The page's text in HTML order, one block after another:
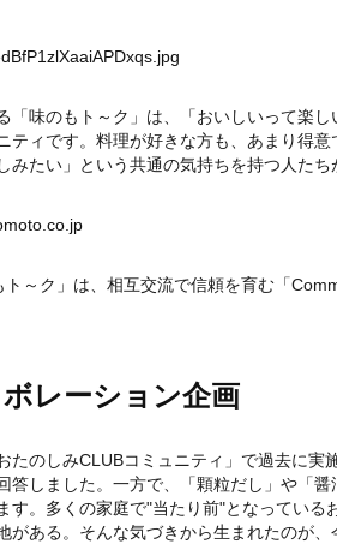
「味のもト～ク」は、「おいしいって楽
ティです。料理が好きな方も、あまり得
たい」という共通の気持ちを持つ人たち
ト～ク」は、相互交流で信頼を育む「
レーション企画
のしみCLUBコミュニティ」で過去に実
答しました。一方で、「顆粒だし」や「
す。多くの家庭で"当たり前"となっている
がある。そんな気づきから生まれたのが